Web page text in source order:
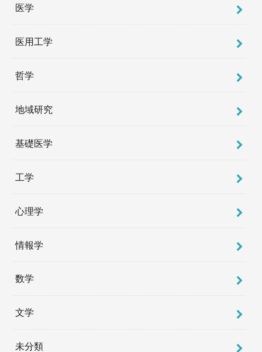
医学
医用工学
哲学
地域研究
基礎医学
工学
心理学
情報学
数学
文学
未分類